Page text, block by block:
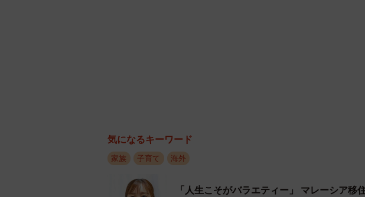
気になるキーワード
家族 子育て 海外
「人生こそがバラエティー」 マレーシア